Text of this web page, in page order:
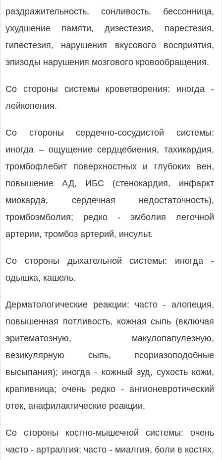
раздражительность, сонливость, бессонница,
ухудшение памяти, дизестезия, парестезия,
гипестезия, нарушения вкусового восприятия,
эпизоды нарушения мозгового кровообращения.
Со стороны системы кроветворения: иногда -
лейкопения.
Со стороны сердечно-сосудистой системы:
иногда – ощущение сердцебиения, тахикардия,
тромбофлебит поверхностных и глубоких вен,
повышение АД, ИБС (стенокардия, инфаркт
миокарда, сердечная недостаточность),
тромбоэмболия; редко - эмболия легочной
артерии, тромбоз артерий, инсульт.
Со стороны дыхательной системы: иногда -
одышка, кашель.
Дерматологические реакции: часто - алопеция,
повышенная потливость, кожная сыпь (включая
эритематозную, макулопапулезную,
везикулярную сыпь, псориазоподобные
высыпания); иногда - кожный зуд, сухость кожи,
крапивница; очень редко - ангионевротический
отек, анафилактические реакции.
Со стороны костно-мышечной системы: очень
часто - артралгия; часто - миалгия, боли в костях,